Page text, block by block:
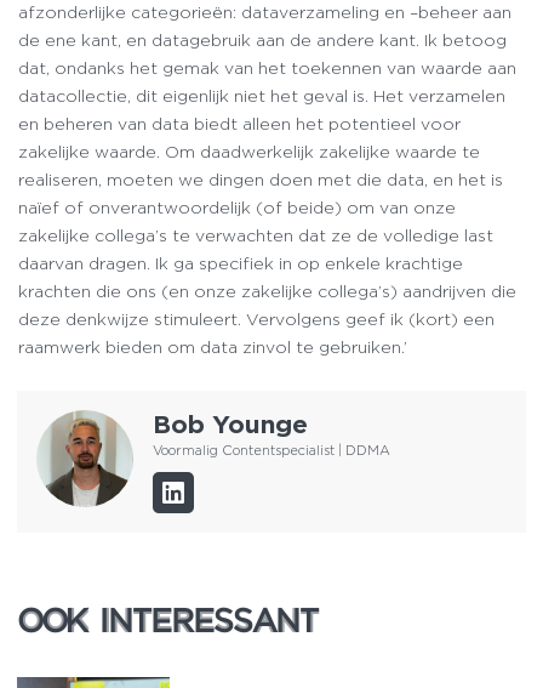
afzonderlijke categorieën: dataverzameling en –beheer aan
de ene kant, en datagebruik aan de andere kant. Ik betoog
dat, ondanks het gemak van het toekennen van waarde aan
datacollectie, dit eigenlijk niet het geval is. Het verzamelen
en beheren van data biedt alleen het potentieel voor
zakelijke waarde. Om daadwerkelijk zakelijke waarde te
realiseren, moeten we dingen doen met die data, en het is
naïef of onverantwoordelijk (of beide) om van onze
zakelijke collega’s te verwachten dat ze de volledige last
daarvan dragen. Ik ga specifiek in op enkele krachtige
krachten die ons (en onze zakelijke collega’s) aandrijven die
deze denkwijze stimuleert. Vervolgens geef ik (kort) een
raamwerk bieden om data zinvol te gebruiken.’
Bob Younge
Voormalig Contentspecialist | DDMA
OOK INTERESSANT
OOK INTERESSANT